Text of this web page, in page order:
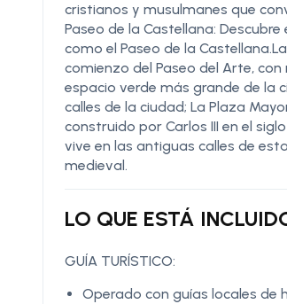
cristianos y musulmanes que
Paseo de la Castellana:
como el Paseo de la
comienzo del Paseo del Arte, con
espacio verde más grande de la
calles de la ciudad; La Plaza
construido por Carlos III en el
vive en las antiguas calles de
medieval.
LO QUE ESTÁ
GUÍA TURÍSTICO:
Operado con guías locales de